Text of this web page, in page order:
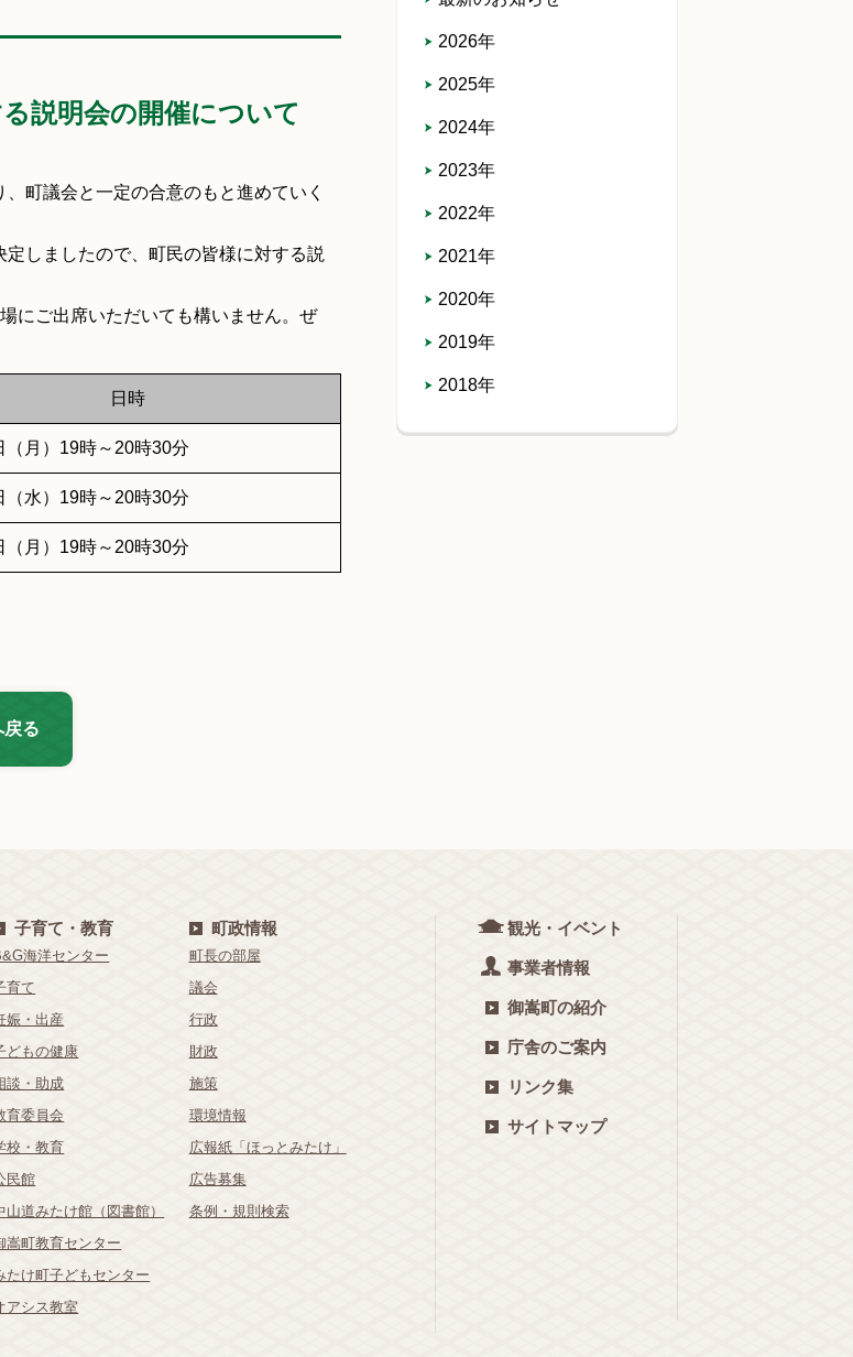
説明会の開催について
町議会と一定の合意のもと進めていく
しましたので、町民の皆様に対する説
にご出席いただいても構いません。ぜ
日時
（月）19時～20時30分
（水）19時～20時30分
（月）19時～20時30分
戻る
2026年
2025年
2024年
2023年
2022年
2021年
2020年
2019年
2018年
子育て・教育
海洋センター
育て
娠・出産
どもの健康
談・助成
育委員会
校・教育
民館
山道みたけ館（図書館）
嵩町教育センター
たけ町子どもセンター
アシス教室
町政情報
町長の部屋
議会
行政
財政
施策
環境情報
広報紙「ほっとみたけ」
広告募集
条例・規則検索
観光・イベント
事業者情報
御嵩町の紹介
庁舎のご案内
リンク集
サイトマップ